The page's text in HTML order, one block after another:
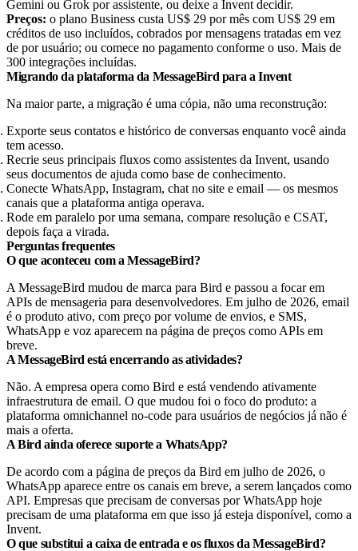
Gemini ou Grok por assistente, ou deixe a Invent decidir.
Preços: o plano Business custa US$ 29 por mês com US$ 29 em
créditos de uso incluídos, cobrados por mensagens tratadas em vez
de por usuário; ou comece no pagamento conforme o uso. Mais de
300 integrações incluídas.
Migrando da plataforma da MessageBird para a Invent
Na maior parte, a migração é uma cópia, não uma reconstrução:
Exporte seus contatos e histórico de conversas enquanto você ainda
tem acesso.
Recrie seus principais fluxos como assistentes da Invent, usando
seus documentos de ajuda como base de conhecimento.
Conecte WhatsApp, Instagram, chat no site e email — os mesmos
canais que a plataforma antiga operava.
Rode em paralelo por uma semana, compare resolução e CSAT,
depois faça a virada.
Perguntas frequentes
O que aconteceu com a MessageBird?
A MessageBird mudou de marca para Bird e passou a focar em
APIs de mensageria para desenvolvedores. Em julho de 2026, email
é o produto ativo, com preço por volume de envios, e SMS,
WhatsApp e voz aparecem na página de preços como APIs em
breve.
A MessageBird está encerrando as atividades?
Não. A empresa opera como Bird e está vendendo ativamente
infraestrutura de email. O que mudou foi o foco do produto: a
plataforma omnichannel no-code para usuários de negócios já não é
mais a oferta.
A Bird ainda oferece suporte a WhatsApp?
De acordo com a página de preços da Bird em julho de 2026, o
WhatsApp aparece entre os canais em breve, a serem lançados como
API. Empresas que precisam de conversas por WhatsApp hoje
precisam de uma plataforma em que isso já esteja disponível, como a
Invent.
O que substitui a caixa de entrada e os fluxos da MessageBird?